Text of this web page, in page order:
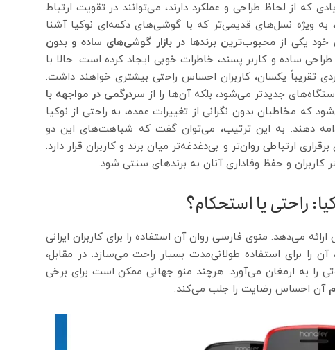
که از لحاظ طراحی و عملکرد دارند، می‌توانند در تقویت ارتباط
به ویژه نسل‌های قدیمی‌تر که با گوشی‌های دکمه‌ای نوکیا آشنا
خود یکی از محبوب‌ترین برندها در بازار گوشی‌های ساده و بدون
طراحی ساده و کاربر پسند، خاطرات خوبی ایجاد کرده است. حالا با
تقریباً یکسان، کاربران احساس راحتی بیشتری خواهند داشت.
جدیدتر می‌شود، بلکه آن‌ها را از سردرگمی در مواجهه با
که مخاطبان بدون نگرانی از تغییرات عمده، به راحتی از نوکیا
دهند. به این ترتیب، می‌توان گفت که شباهت‌های این دو
ارتباطی روان‌تر و بی‌دغدغه‌تر میان برند و کاربران قرار دارد.
و حفظ وفاداری آنان به برندهای سنتی شود.
می‌دهد. منوی فارسی روان آن استفاده را برای کاربران ایرانی
برای استفاده طولانی‌مدت بسیار راحت می‌سازد. در مقابل،
را به ارمغان می‌آورد. هرچند منو جهانی ممکن است برای برخی
آن احساس رضایت را جلب می‌کند.